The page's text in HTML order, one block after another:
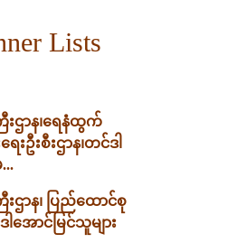
Lists
းဌာန၊‌ရေနံထွက်
းဦးစီးဌာန၊တင်ဒါ
ဌာန၊ ပြည်ထောင်စု
အောင်မြင်သူများ